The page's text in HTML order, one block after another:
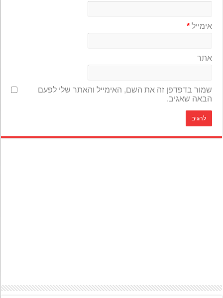
אימייל*
אתר
שמור בדפדפן זה את השם, האימייל והאתר שלי לפעם
הבאה שאגיב.